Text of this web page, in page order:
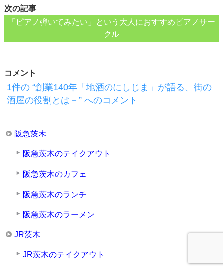
次の記事
「ピアノ弾いてみたい」という大人におすすめピアノサー
クル
コメント
1件の “創業140年「地酒のにしじま」が語る、街の
酒屋の役割とは－” へのコメント
阪急茨木
阪急茨木のテイクアウト
阪急茨木のカフェ
阪急茨木のランチ
阪急茨木のラーメン
JR茨木
JR茨木のテイクアウト